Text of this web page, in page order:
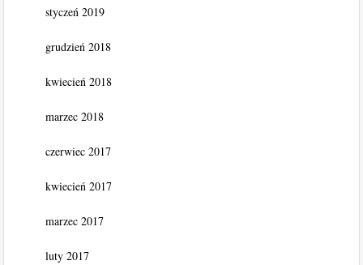
styczeń 2019
grudzień 2018
kwiecień 2018
marzec 2018
czerwiec 2017
kwiecień 2017
marzec 2017
luty 2017